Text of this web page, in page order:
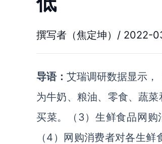
撰写者（焦定坤）/ 2022-
导语： 艾瑞调研数据显示，
为牛奶、粮油、零食、蔬
买菜。（3）生鲜食品网
（4）网购消费者对各生